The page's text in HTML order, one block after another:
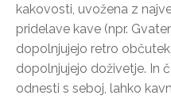
kakovosti, uvožena z
pridelave kave (npr.
dopolnjujejo retro
dopolnjujejo doživetje. In
odnesti s seboj, lahko